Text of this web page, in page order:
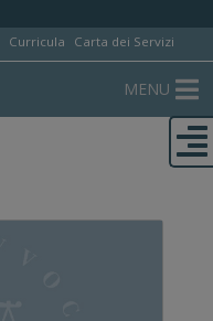
Curricula Carta dei Servizi
MENU